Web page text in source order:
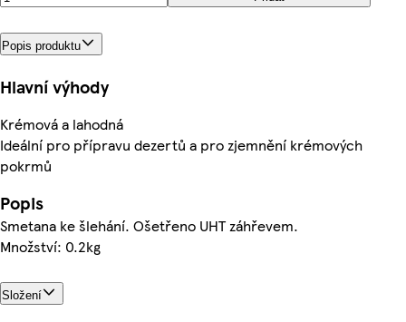
Popis produktu
Hlavní výhody
Krémová a lahodná
Ideální pro přípravu dezertů a pro zjemnění krémových
pokrmů
Popis
Smetana ke šlehání. Ošetřeno UHT záhřevem.
Množství: 0.2kg
Složení